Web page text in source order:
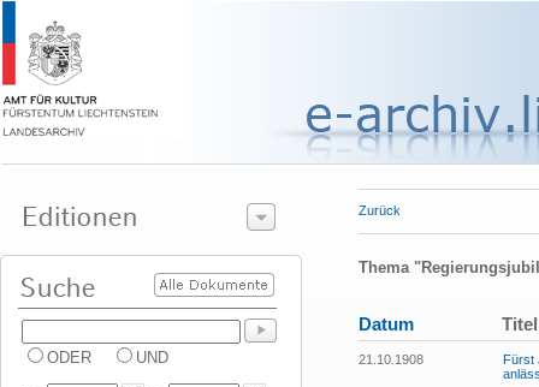
ODER UND
Zurück
Thema
Datum Titel
21.10.1908
Fürst